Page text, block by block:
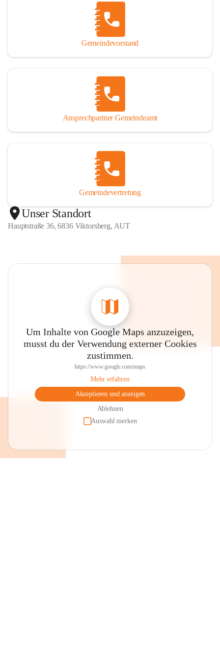
Gemeindevorstand
Ansprechpartner Gemeindeamt
Gemeindevertretung
Unser Standort
Hauptstraße 36, 6836 Viktorsberg, AUT
Um Inhalte von Google Maps anzuzeigen,
musst du der Verwendung externer Cookies
zustimmen.
https://www.google.com/maps
Mehr erfahren
Akzeptieren und anzeigen
Ablehnen
Auswahl merken